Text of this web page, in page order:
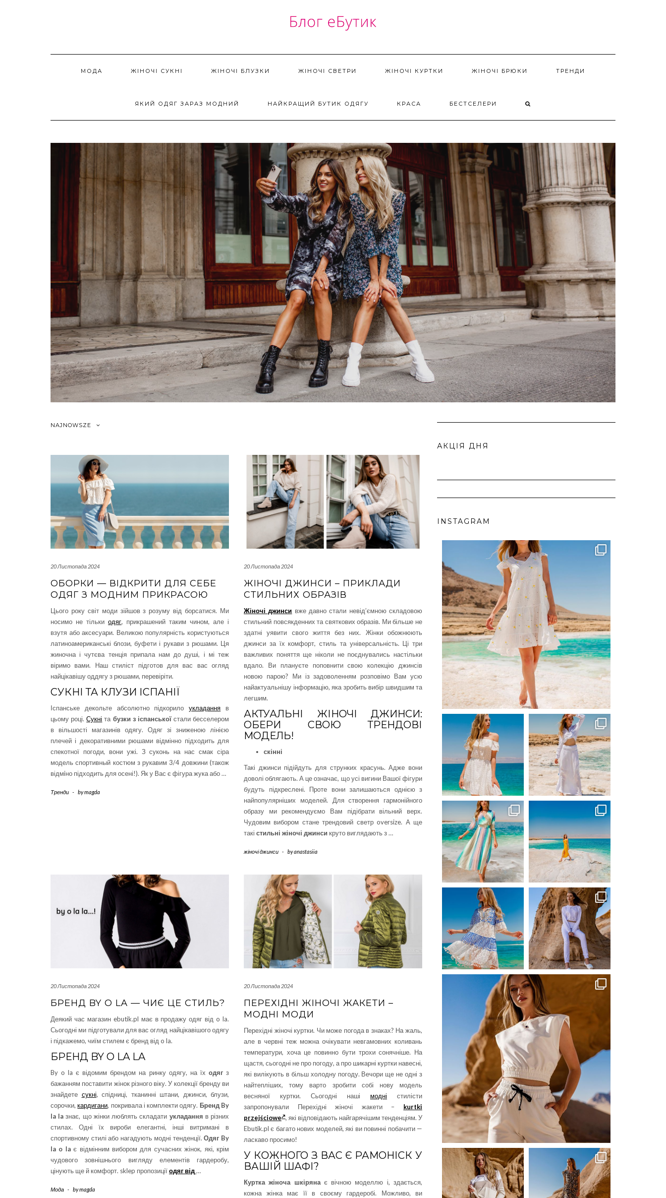
МОДА ЖІНОЧІ СУКНІ ЖІНОЧІ БЛУЗКИ ЖІНОЧІ СВЕТРИ ЖІНОЧІ КУРТКИ ЖІНОЧІ БРЮКИ ТРЕНДИ
ЯКИЙ ОДЯГ ЗАРАЗ МОДНИЙ НАЙКРАЩИЙ БУТИК ОДЯГУ КРАСА БЕСТСЕЛЕРИ
NAJNOWSZE
20 Листопада 2024
ОБОРКИ — ВІДКРИТИ ДЛЯ СЕБЕ
ОДЯГ З МОДНИМ ПРИКРАСОЮ
Цього року світ моди зійшов з розуму від борсатися. Ми
носимо не тільки одяг, прикрашений таким чином, але і
взутя або аксесуари. Великою популярність користуються
латиноамериканські блози, буфети і рукави з рюшами. Ця
жиночна і чутєва тенція припала нам до душі, і мі теж
віримо вами. Наш стиліст підготов для вас вас огляд
найцікавішу оддягу з рюшами, перевіріти.
СУКНІ ТА КЛУЗИ ІСПАНІЇ
Іспанське декольте абсолютно підкорилоукладання в
цьому році.Сукні та бузки з іспанськоїстали бесселером
в вільшості магазинів одягу. Одяг зі зниженою лінією
плечей і декоративними рюшами відмінно підходить для
спекотної погоди, вони ужі. З суконь на нас смак сіра
модель спортивный костюм з рукавим 3/4 довжини (також
відмiно підходить для осені!). Як у Вас є фігура жука або …
Тренди - bymagda
20 Листопада 2024
ЖІНОЧІ ДЖИНСИ – ПРИКЛАДИ
СТИЛЬНИХ ОБРАЗІВ
Жіночі джинси вже давно стали невід’ємною складовою
стильний повсякденних та святкових образів. Ми більше не
здатні уявити свого життя без них. Жінки обожнюють
джинси за їх комфорт, стиль та універсальність. Ці три
важливих поняття ще ніколи не поєднувались настільки
вдало. Ви плануєте поповнити свою колекцію джинсів
новою парою? Ми із задоволенням розповімо Вам усю
найактуальнішу інформацію, яка зробить вибір швидшим та
легшим.
АКТУАЛЬНІ ЖІНОЧІ ДЖИНСИ:
ОБЕРИ СВОЮ ТРЕНДОВІ
МОДЕЛЬ!
скінні
Такі джинси підійдуть для струнких красунь. Адже вони
доволі облягають. А це означає, що усі вигини Вашої фігури
будуть підкреслені. Проте вони залишаються однією з
найпопулярніших моделей. Для створення гармонійного
образу ми рекомендуємо Вам підібрати вільний верх.
Чудовим вибором стане трендовий светр oversize. А ще
такі стильні жіночі джинси круто виглядають з …
жіночі джинси - byanastasiia
20 Листопада 2024
БРЕНД BY O LA — ЧИЄ ЦЕ СТИЛЬ?
Деякий час магазин ebutik.pl має в продажу одяг від o la.
Сьогодні ми підготували для вас огляд найцікавішого одягу
і підкажемо, чиїм стилем є бренд від o la.
БРЕНД BY O LA LA
By o la є відомим брендом на ринку одягу, на їх одягз
бажанням поставити жінок різного віку. У колекції бренду ви
знайдете сукні, спідниці, тканинні штани, джинси, блузи,
сорочки,кардигани, покривала і комплекти одягу. Бренд By
la la знає, що жінки люблять складати укладання в різних
стилах. Одні їх вироби елегантні, інші витримані в
спортивному стилі або нагадують модні тенденції.Одяг By
la o laє відмінним вибором для сучасних жінок, які, крім
чудового зовнішнього вигляду елементів гардеробу,
цінують ще й комфорт. sklep пропозиціїодяг від…
Мода - bymagda
20 Листопада 2024
ПЕРЕХІДНІ ЖІНОЧІ ЖАКЕТИ –
МОДНІ МОДИ
Перехідні жіночі куртки. Чи може погода в знаках? На жаль,
але в червні теж можна очікувати невгамовних коливань
температури, хоча це повинно бути трохи сонячніше. На
щастя, сьогодні не про погоду, а про шикарні куртки навесні,
які вилікують в більш холодну погоду. Вечори ще не одні з
найтепліших, тому варто зробити собі нову модель
весняної куртки. Сьогодні наші модні стилісти
запропонували Перехідні жіночі жакети – kurtki
przejściowe , які відповідають найгарячішим тенденціям. У
Ebutik.pl є багато нових моделей, які ви повинні побачити —
ласкаво просимо!
У КОЖНОГО З ВАС Є РАМОНІСК У
ВАШІЙ ШАФІ?
Куртка жіноча шкірянає вічною моделлю і, здається,
кожна жінка має її в своєму гардеробі. Можливо, ви
АКЦІЯ ДНЯ
INSTAGRAM
ebutikpl
Вер 1
ebutikpl
Вер 1
ebutikpl
Вер 1
ebutikpl
Сер 31 Сер 31
ebutikpl
Сер 24
ebutikpl
Сер 23
ebutikpl
Сер 23
ebutikpl